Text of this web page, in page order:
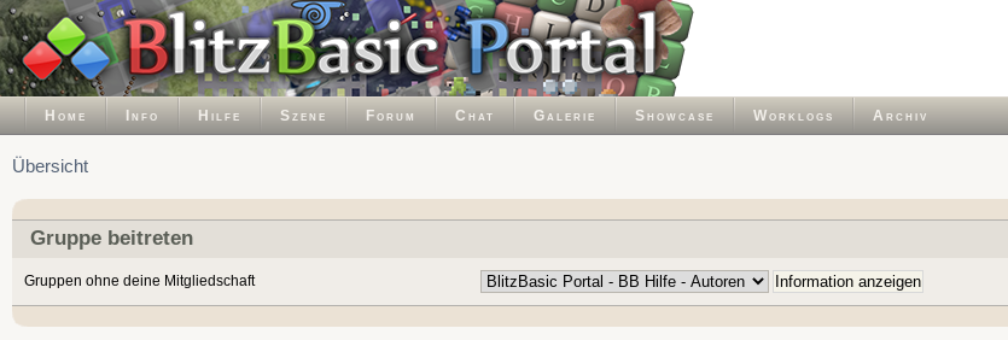
Home Info Hilfe Szene Forum Chat Galerie Showcase Worklogs Archiv
Übersicht
Gruppe beitreten
Gruppen ohne deine Mitgliedschaft